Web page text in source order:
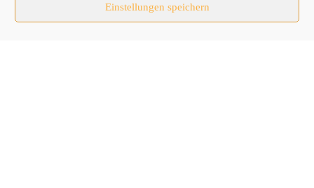
Einstellungen speichern